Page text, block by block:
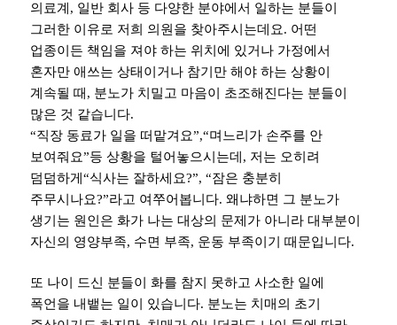
의료계 , 일반 회사 등 다양한 분야에서 일하는 분들이
그러한 이유로 저희 의원을 찾아주시는데요. 어떤
업종이든 책임을 져야 하는 위치에 있거나 가정에서
혼자만 애쓰는 상태이거나 참기만 해야 하는 상황이
계속될 때 , 분노가 치밀고 마음이 초조해진다는 분들이
많은 것 같습니다.
“직장 동료가 일을 떠맡겨요”,“며느리가 손주를 안
보여줘요”등 상황을 털어놓으시는데 , 저는 오히려
덤덤하게 “식사는 잘하세요?”, “잠은 충분히
주무시나요?”라고 여쭈어봅니다. 왜냐하면 그 분노가
생기는 원인은 화가 나는 대상의 문제가 아니라 대부분이
자신의 영양부족, 수면 부족, 운동 부족이기 때문입니다.
또 나이 드신 분들이 화를 참지 못하고 사소한 일에
폭언을 내뱉는 일이 있습니다. 분노는 치매의 초기